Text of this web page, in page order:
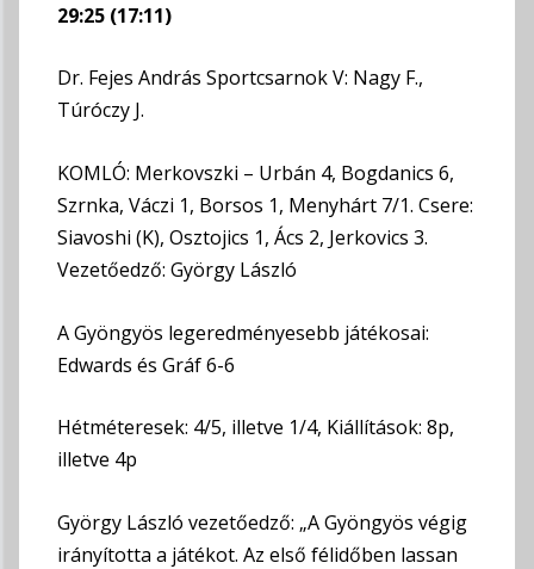
29:25 (17:11)
Dr. Fejes András Sportcsarnok V: Nagy F.,
Túróczy J.
KOMLÓ: Merkovszki – Urbán 4, Bogdanics 6,
Szrnka, Váczi 1, Borsos 1, Menyhárt 7/1. Csere:
Siavoshi (K), Osztojics 1, Ács 2, Jerkovics 3.
Vezetőedző: György László
A Gyöngyös legeredményesebb játékosai:
Edwards és Gráf 6-6
Hétméteresek: 4/5, illetve 1/4, Kiállítások: 8p,
illetve 4p
György László vezetőedző: „A Gyöngyös végig
irányította a játékot. Az első félidőben lassan